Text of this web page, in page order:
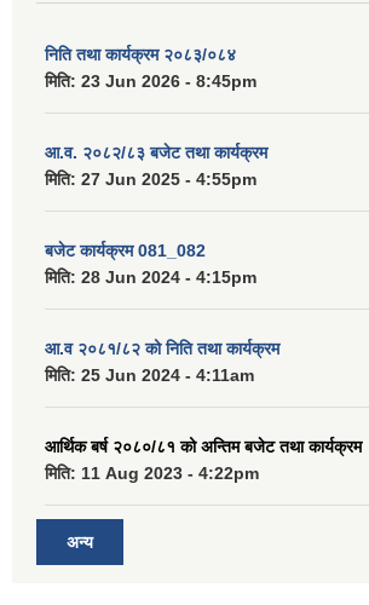
निति तथा कार्यक्रम २०८३/०८४
मिति: 23 Jun 2026 - 8:45pm
आ.व. २०८२/८३ बजेट तथा कार्यक्रम
मिति: 27 Jun 2025 - 4:55pm
बजेट कार्यक्रम 081_082
मिति: 28 Jun 2024 - 4:15pm
आ.व २०८१/८२ को निति तथा कार्यक्रम
मिति: 25 Jun 2024 - 4:11am
आर्थिक बर्ष २०८०/८१ को अन्तिम बजेट तथा कार्यक्रम
मिति: 11 Aug 2023 - 4:22pm
अन्य